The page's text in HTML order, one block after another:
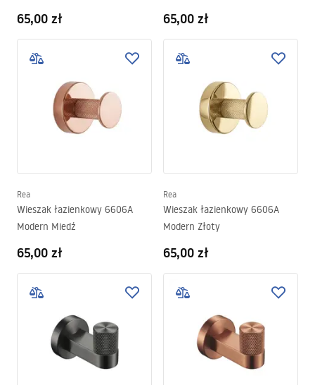
65,00 zł 65,00 zł
Rea
Wieszak łazienkowy 6606A
Modern Miedź
65,00 zł
Rea
Wieszak łazienkowy 6606A
Modern Złoty
65,00 zł